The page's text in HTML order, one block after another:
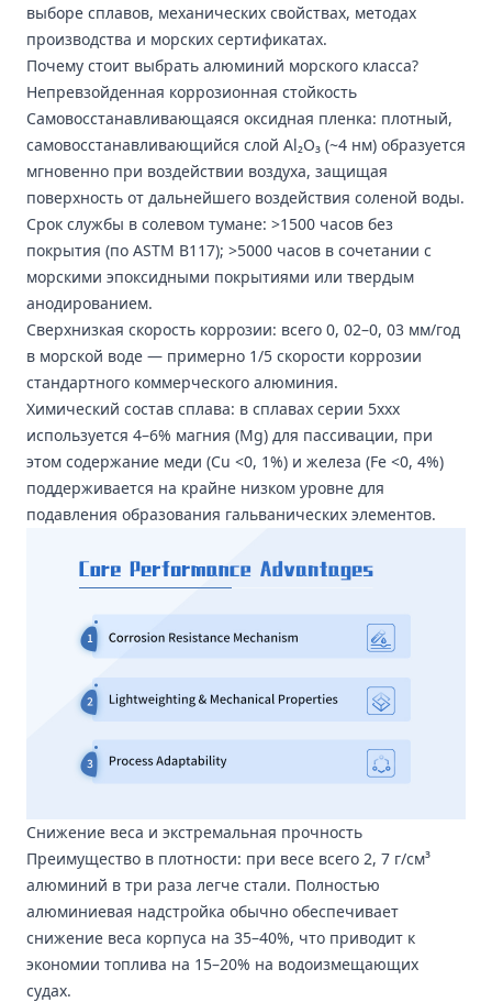
выборе сплавов, механических свойствах, методах
производства и морских сертификатах.
Почему стоит выбрать алюминий морского класса?
Непревзойденная коррозионная стойкость
Самовосстанавливающаяся оксидная пленка: плотный,
самовосстанавливающийся слой Al₂O₃ (~4 нм) образуется
мгновенно при воздействии воздуха, защищая
поверхность от дальнейшего воздействия соленой воды.
Срок службы в солевом тумане: >1500 часов без
покрытия (по ASTM B117); >5000 часов в сочетании с
морскими эпоксидными покрытиями или твердым
анодированием.
Сверхнизкая скорость коррозии: всего 0, 02–0, 03 мм/год
в морской воде — примерно 1/5 скорости коррозии
стандартного коммерческого алюминия.
Химический состав сплава: в сплавах серии 5xxx
используется 4–6% магния (Mg) для пассивации, при
этом содержание меди (Cu <0, 1%) и железа (Fe <0, 4%)
поддерживается на крайне низком уровне для
подавления образования гальванических элементов.
Снижение веса и экстремальная прочность
Преимущество в плотности: при весе всего 2, 7 г/см³
алюминий в три раза легче стали. Полностью
алюминиевая надстройка обычно обеспечивает
снижение веса корпуса на 35–40%, что приводит к
экономии топлива на 15–20% на водоизмещающих
судах.